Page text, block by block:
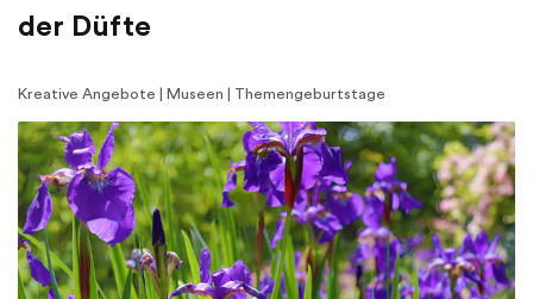
der Düfte
Kreative Angebote | Museen | Themengeburtstage